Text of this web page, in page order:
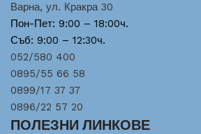
Варна, ул. Кракра 30
Пон-Пет: 9:00 – 18:00ч.
Съб: 9:00 – 12:30ч.
052/580 400
0895/55 66 58
0899/17 37 37
0896/22 57 20
ПОЛЕЗНИ ЛИНКОВЕ